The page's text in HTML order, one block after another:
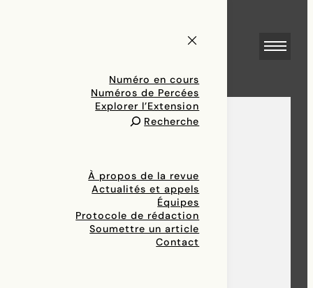
Numéro en cours
Numéros de Percées
Explorer l’Extension
Recherche
À propos de la revue
Actualités et appels
Équipes
Protocole de rédaction
Soumettre un article
Contact